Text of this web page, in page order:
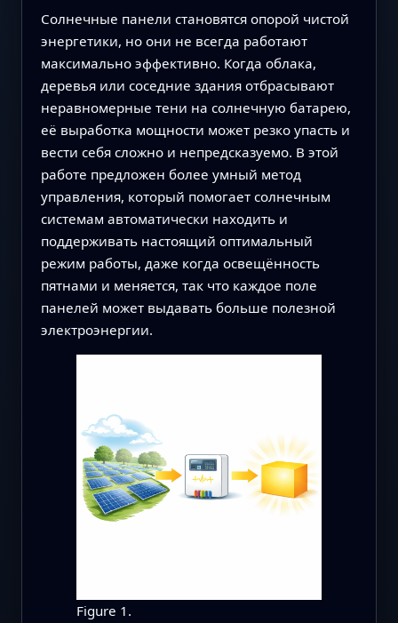
Солнечные панели становятся опорой чистой
энергетики, но они не всегда работают
максимально эффективно. Когда облака,
деревья или соседние здания отбрасывают
неравномерные тени на солнечную батарею,
её выработка мощности может резко упасть и
вести себя сложно и непредсказуемо. В этой
работе предложен более умный метод
управления, который помогает солнечным
системам автоматически находить и
поддерживать настоящий оптимальный
режим работы, даже когда освещённость
пятнами и меняется, так что каждое поле
панелей может выдавать больше полезной
электроэнергии.
Figure 1.